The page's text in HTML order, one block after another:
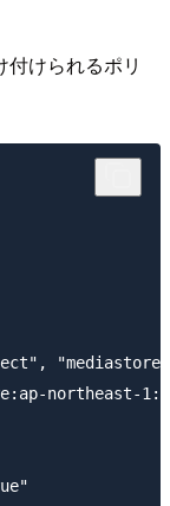
けられるポリ
northeast-